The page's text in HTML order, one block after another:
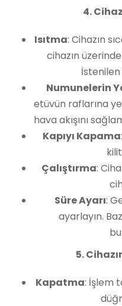
4.
Isıtma: Cihazın
cihazın
İstenilen
Numunelerin
etüvün raflarına
hava akışını
Kapıyı Kapama
Çalıştırma:
Süre Ayarı:
ayarlayın.
5.
Kapatma: İşlem